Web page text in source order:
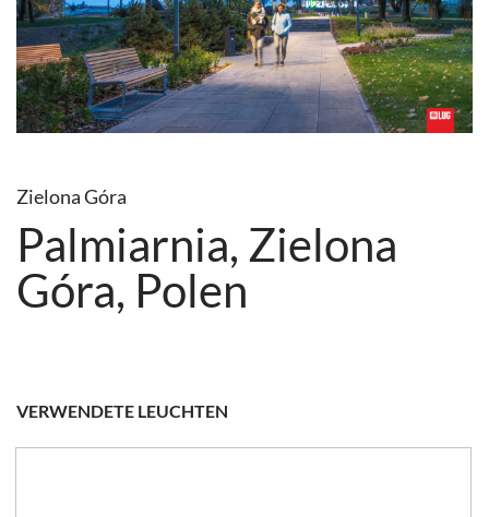
Zielona Góra
Palmiarnia, Zielona
Góra, Polen
VERWENDETE LEUCHTEN